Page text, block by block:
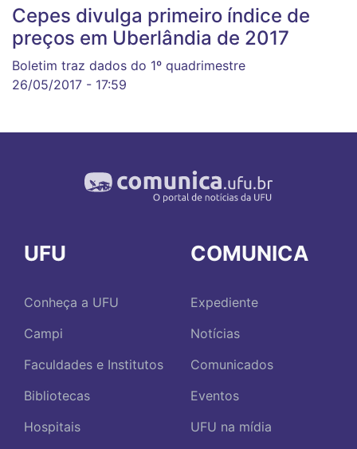
Cepes divulga primeiro índice de
preços em Uberlândia de 2017
Boletim traz dados do 1º quadrimestre
26/05/2017 - 17:59
UFU
Conheça a UFU
Campi
Faculdades e Institutos
Bibliotecas
Hospitais
COMUNICA
Expediente
Notícias
Comunicados
Eventos
UFU na mídia